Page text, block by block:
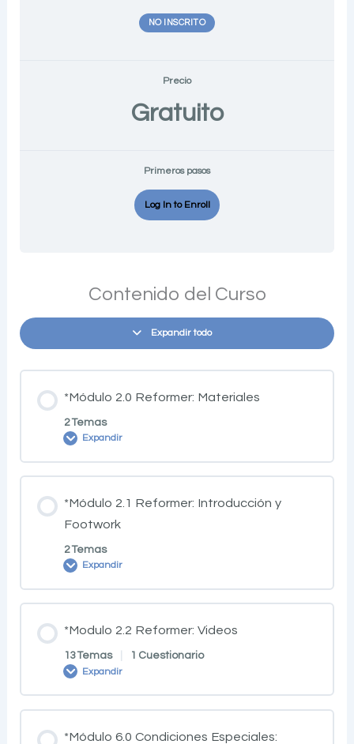
NO INSCRITO
Precio
Gratuito
Primeros pasos
Log In to Enroll
Contenido del Curso
Expandir todo
*Módulo 2.0 Reformer: Materiales
2 Temas
Expandir
*Módulo 2.1 Reformer: Introducción y
Footwork
2 Temas
Expandir
*Modulo 2.2 Reformer: Videos
13 Temas 1 Cuestionario
Expandir
*Módulo 6.0 Condiciones Especiales: